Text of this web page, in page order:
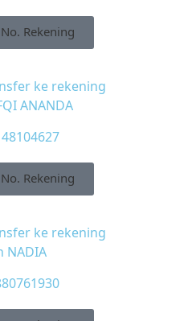
Rekening
ke rekening
ANANDA
Rekening
ke rekening
NADIA